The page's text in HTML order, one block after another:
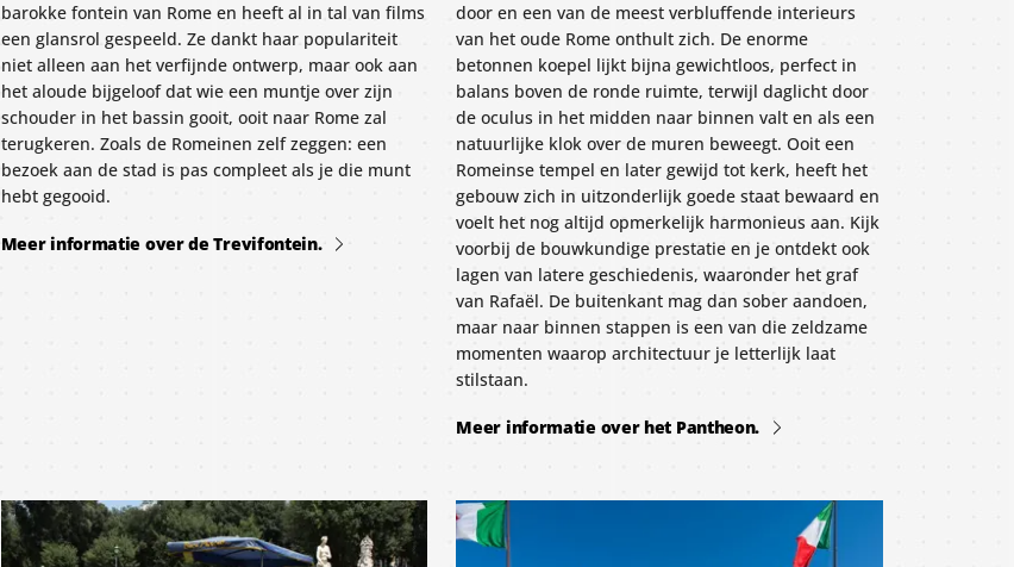
barokke fontein van Rome en heeft al in tal van films
een glansrol gespeeld. Ze dankt haar populariteit
niet alleen aan het verfijnde ontwerp, maar ook aan
het aloude bijgeloof dat wie een muntje over zijn
schouder in het bassin gooit, ooit naar Rome zal
terugkeren. Zoals de Romeinen zelf zeggen: een
bezoek aan de stad is pas compleet als je die munt
hebt gegooid.
Meer informatie over de Trevifontein.
door en een van de meest verbluffende interieurs
van het oude Rome onthult zich. De enorme
betonnen koepel lijkt bijna gewichtloos, perfect in
balans boven de ronde ruimte, terwijl daglicht door
de oculus in het midden naar binnen valt en als een
natuurlijke klok over de muren beweegt. Ooit een
Romeinse tempel en later gewijd tot kerk, heeft het
gebouw zich in uitzonderlijk goede staat bewaard en
voelt het nog altijd opmerkelijk harmonieus aan. Kijk
voorbij de bouwkundige prestatie en je ontdekt ook
lagen van latere geschiedenis, waaronder het graf
van Rafaël. De buitenkant mag dan sober aandoen,
maar naar binnen stappen is een van die zeldzame
momenten waarop architectuur je letterlijk laat
stilstaan.
Meer informatie over het Pantheon.